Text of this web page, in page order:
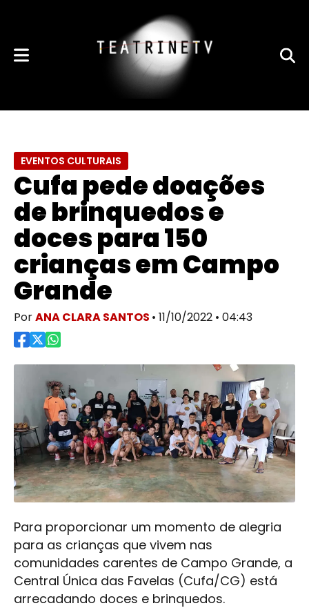
EVENTOS CULTURAIS
​Cufa pede doações
de ​​brinquedos e
doces ​para 150
crianças em Campo
Grande
PorANA CLARA SANTOS • 11/10/2022 • 04:43
Para proporcionar um momento de alegria
para as crianças que vivem nas
comunidades carentes de Campo Grande, a
Central Única das Favelas (Cufa/CG) está
arrecadando doces e brinquedos.